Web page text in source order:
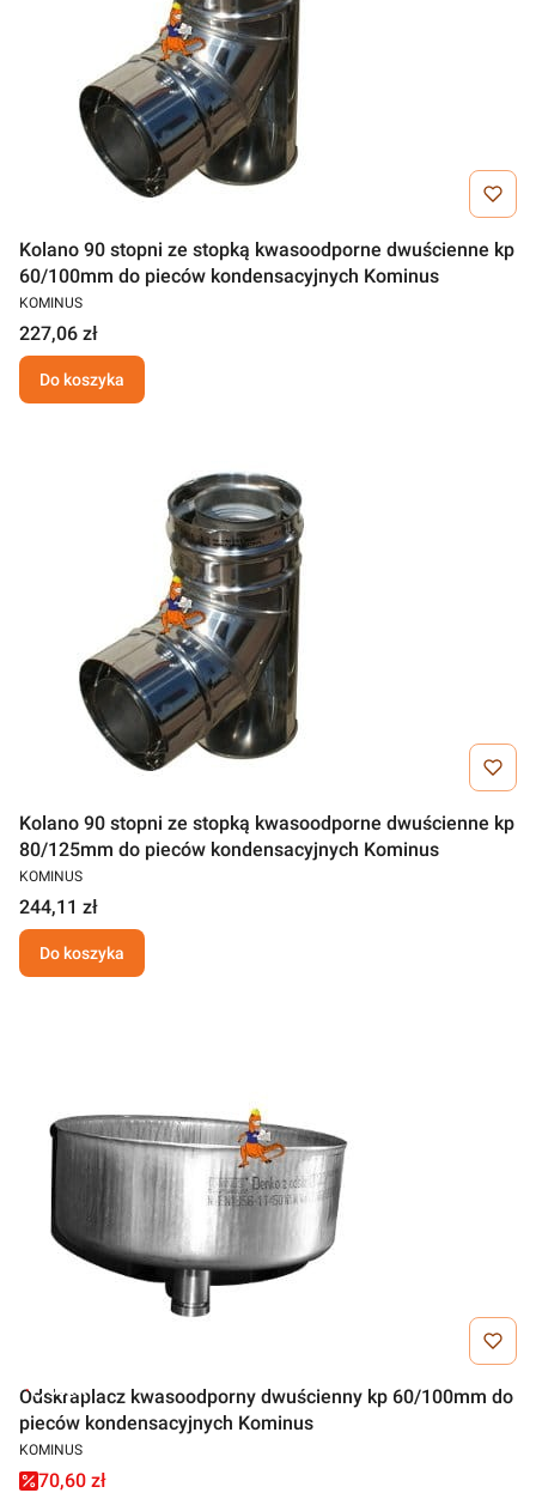
Kolano 90 stopni ze stopką kwasoodporne dwuścienne kp
60/100mm do pieców kondensacyjnych Kominus
KOMINUS
227,06 zł
Do koszyka
Kolano 90 stopni ze stopką kwasoodporne dwuścienne kp
80/125mm do pieców kondensacyjnych Kominus
KOMINUS
244,11 zł
Do koszyka
Outlet
Odskraplacz kwasoodporny dwuścienny kp 60/100mm do
pieców kondensacyjnych Kominus
KOMINUS
70,60 zł